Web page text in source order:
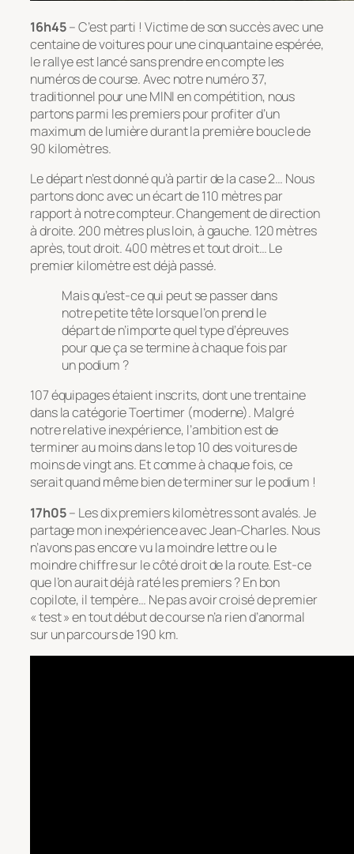
16h45– C’est parti ! Victime de son succès avec une
centaine de voitures pour une cinquantaine espérée,
le rallye est lancé sans prendre en compte les
numéros de course. Avec notre numéro 37,
traditionnel pour une MINI en compétition, nous
partons parmi les premiers pour profiter d’un
maximum de lumière durant la première boucle de
90 kilomètres.
Le départ n’est donné qu’à partir de la case 2… Nous
partons donc avec un écart de 110 mètres par
rapport à notre compteur. Changement de direction
à droite. 200 mètres plus loin, à gauche. 120 mètres
après, tout droit. 400 mètres et tout droit… Le
premier kilomètre est déjà passé.
Mais qu’est-ce qui peut se passer dans
notre petite tête lorsque l’on prend le
départ de n’importe quel type d’épreuves
pour que ça se termine à chaque fois par
un podium ?
107 équipages étaient inscrits, dont une trentaine
dans la catégorie Toertimer (moderne). Malgré
notre relative inexpérience, l’ambition est de
terminer au moins dans le top 10 des voitures de
moins de vingt ans. Et comme à chaque fois, ce
serait quand même bien de terminer sur le podium !
17h05– Les dix premiers kilomètres sont avalés. Je
partage mon inexpérience avec Jean-Charles. Nous
n’avons pas encore vu la moindre lettre ou le
moindre chiffre sur le côté droit de la route. Est-ce
que l’on aurait déjà raté les premiers ? En bon
copilote, il tempère… Ne pas avoir croisé de premier
« test » en tout début de course n’a rien d’anormal
sur un parcours de 190 km.